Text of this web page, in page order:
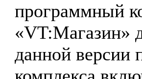
программный
«VT:Магазин»
данной версии